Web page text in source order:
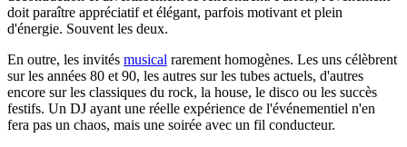
doit paraître appréciatif et élégant, parfois motivant et plein
d'énergie. Souvent les deux.
En outre, les invités musical rarement homogènes. Les uns célèbrent
sur les années 80 et 90, les autres sur les tubes actuels, d'autres
encore sur les classiques du rock, la house, le disco ou les succès
festifs. Un DJ ayant une réelle expérience de l'événementiel n'en
fera pas un chaos, mais une soirée avec un fil conducteur.